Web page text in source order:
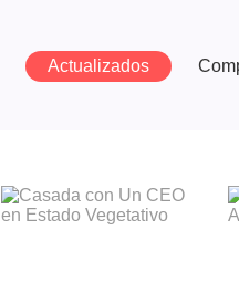
Actualizados